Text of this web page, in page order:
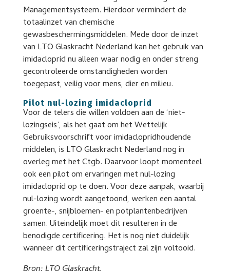
Managementsysteem. Hierdoor vermindert de
totaalinzet van chemische
gewasbeschermingsmiddelen. Mede door de inzet
van LTO Glaskracht Nederland kan het gebruik van
imidacloprid nu alleen waar nodig en onder streng
gecontroleerde omstandigheden worden
toegepast, veilig voor mens, dier en milieu.
Pilot nul-lozing imidacloprid
Voor de telers die willen voldoen aan de ‘niet-
lozingseis’, als het gaat om het Wettelijk
Gebruiksvoorschrift voor imidaclopridhoudende
middelen, is LTO Glaskracht Nederland nog in
overleg met het Ctgb. Daarvoor loopt momenteel
ook een pilot om ervaringen met nul-lozing
imidacloprid op te doen. Voor deze aanpak, waarbij
nul-lozing wordt aangetoond, werken een aantal
groente-, snijbloemen- en potplantenbedrijven
samen. Uiteindelijk moet dit resulteren in de
benodigde certificering. Het is nog niet duidelijk
wanneer dit certificeringstraject zal zijn voltooid.